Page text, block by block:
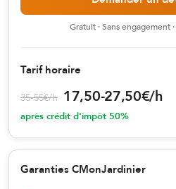
Gratuit · Sans engagement
Tarif horaire
35-55€/h 17,50-27,50€/h
après crédit d'impôt 50%
Garanties CMonJardinier